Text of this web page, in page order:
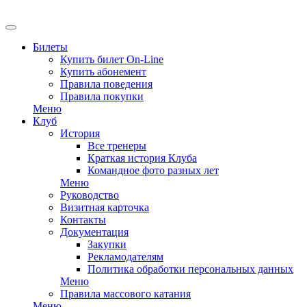
Билеты
Купить билет On-Line
Купить абонемент
Правила поведения
Правила покупки
Меню
Клуб
История
Все тренеры
Краткая история Клуба
Командное фото разных лет
Меню
Руководство
Визитная карточка
Контакты
Документация
Закупки
Рекламодателям
Политика обработки персональных данных
Меню
Правила массового катания